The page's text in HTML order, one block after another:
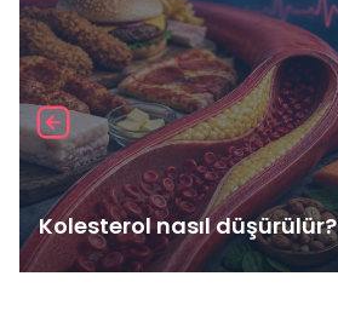
Kolesterol nasıl düşürülür?